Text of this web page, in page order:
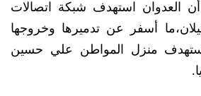
العدوان استهدف شبكة اتصالات
أسفر عن تدميرها وخروجها
منزل المواطن علي حسين